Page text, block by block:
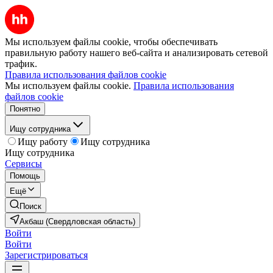
Мы используем файлы cookie, чтобы обеспечивать
правильную работу нашего веб-сайта и анализировать сетевой
трафик.
Правила использования файлов cookie
Мы используем файлы cookie. Правила использования
файлов cookie
Понятно
Ищу сотрудника
Ищу работу
Ищу сотрудника
Ищу сотрудника
Сервисы
Помощь
Ещё
Поиск
Акбаш (Свердловская область)
Войти
Войти
Зарегистрироваться